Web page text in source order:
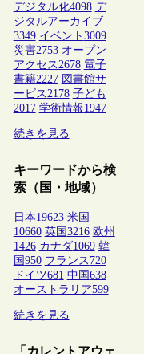
デジタル化4098 デ
ジタルアーカイブ
3349 イベント 3009
災害2753 オープン
アクセス2678 電子
書籍2227 図書館サ
ービス2178 子ども
2017 学術情報1947
続きを見る
キーワードから検
索（国・地域）
日本19623 米国
10660 英国 3216 欧州
1426 カナダ1069 韓
国 950 フランス 720
ドイツ681 中国 638
オーストラリア599
続きを見る